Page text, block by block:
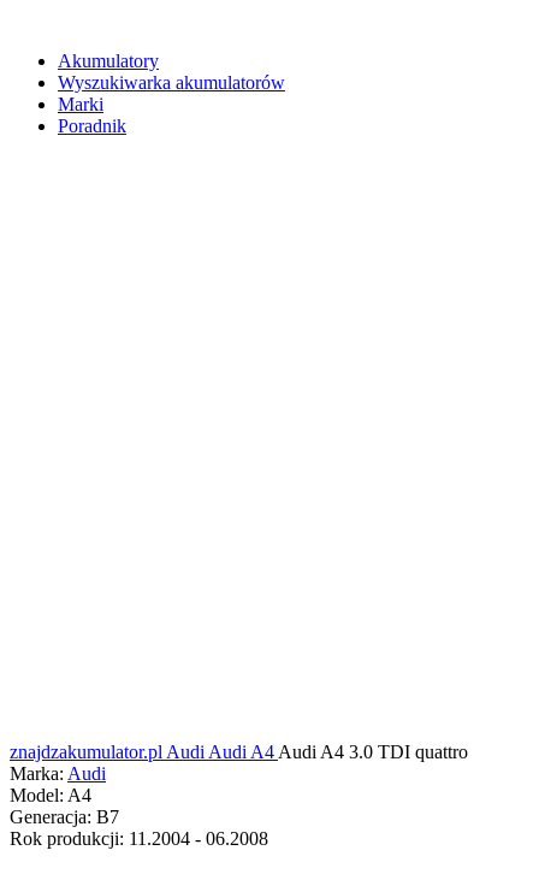
Akumulatory
Wyszukiwarka akumulatorów
Marki
Poradnik
znajdzakumulator.pl Audi Audi A4 Audi A4 3.0 TDI quattro
Marka: Audi
Model: A4
Generacja: B7
Rok produkcji: 11.2004 - 06.2008